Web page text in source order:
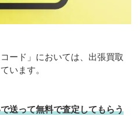
ード」においては、出張買取
います。
送って無料で査定してもらう